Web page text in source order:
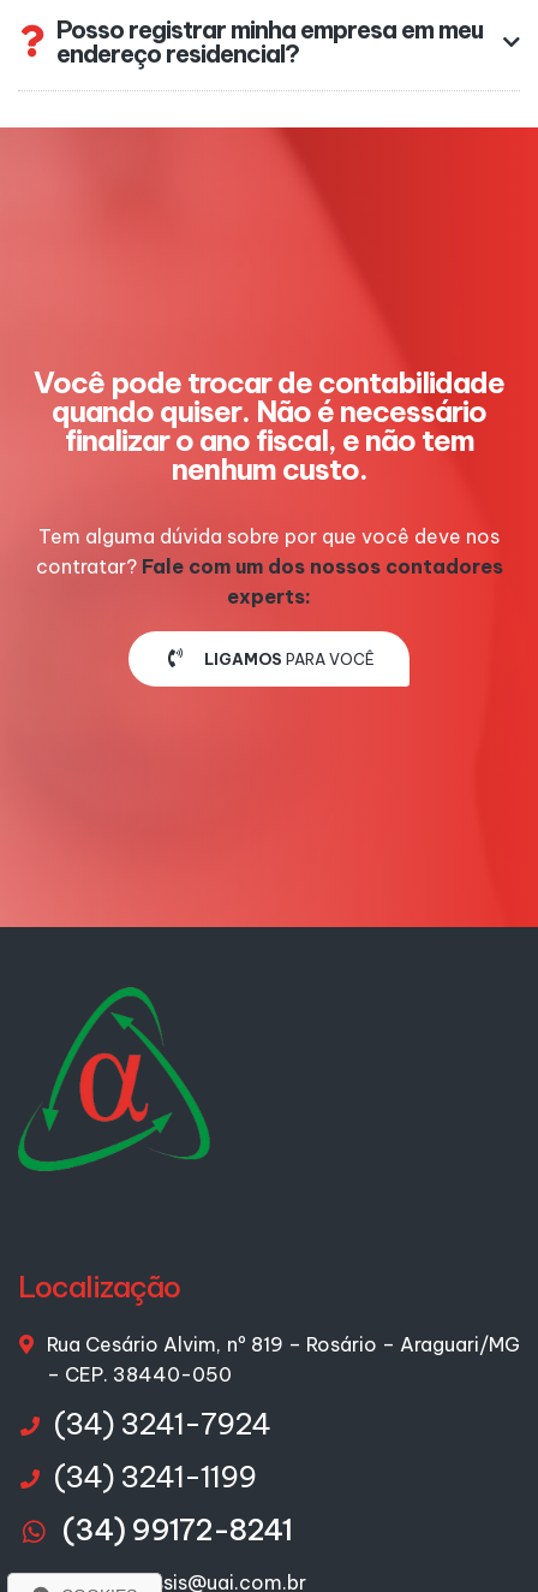
Posso registrar minha empresa em meu
endereço residencial?
Você pode trocar de contabilidade
quando quiser. Não é necessário
finalizar o ano fiscal, e não tem
nenhum custo.
Tem alguma dúvida sobre por que você deve nos
contratar? Fale com um dos nossos contadores
experts:
LIGAMOS PARA VOCÊ
Localização
Rua Cesário Alvim, nº 819 – Rosário – Araguari/MG
– CEP. 38440-050
(34) 3241-7924
(34) 3241-1199
(34) 99172-8241
joaquim-assis@uai.com.br